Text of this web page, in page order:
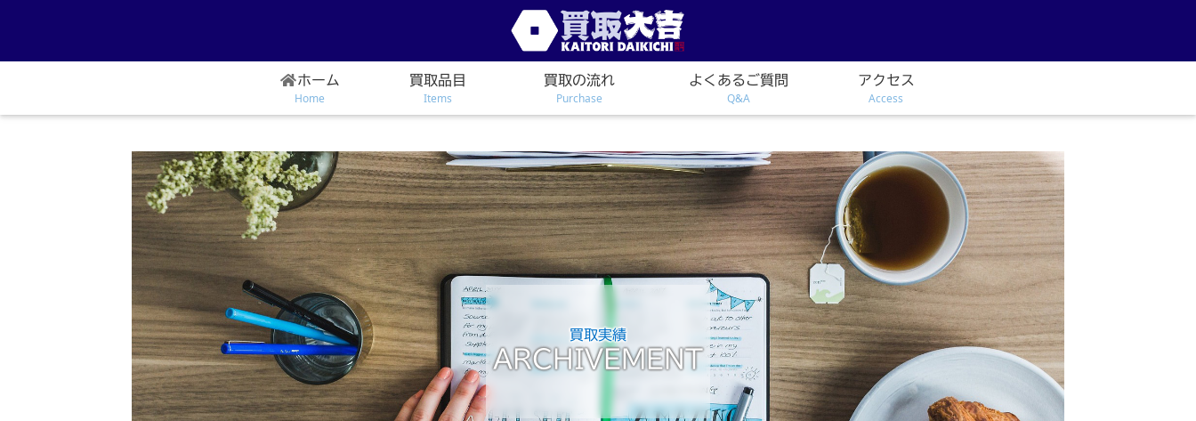
買取実績
ARCHIVEMENT
ホーム
Home
買取品目
Items
買取の流れ
Purchase
よくあるご質問
Q&A
アクセス
Access